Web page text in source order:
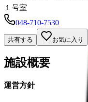
１号室
048-710-7530
共有する お気に入り
施設概要
運営方針